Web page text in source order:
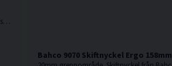
27mm greppområde. Skiftnyckel från Bahco i Ergo serien med gummerat handtag.
Bahco 9070 Skiftnyckel Ergo 158mm